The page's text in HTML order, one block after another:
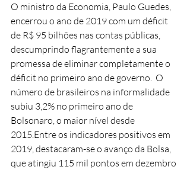
O ministro da Economia, Paulo Guedes,
encerrou o ano de 2019 com um déficit
de R$ 95 bilhões nas contas públicas,
descumprindo flagrantemente a sua
promessa de eliminar completamente o
déficit no primeiro ano de governo.  O
número de brasileiros na informalidade
subiu 3,2% no primeiro ano de
Bolsonaro, o maior nível desde
2015.Entre os indicadores positivos em
2019, destacaram-se o avanço da Bolsa,
que atingiu 115 mil pontos em dezembro